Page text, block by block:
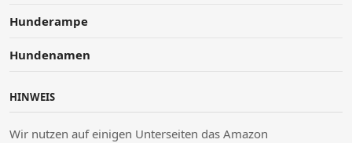
Hunderampe
Hundenamen
HINWEIS
Wir nutzen auf einigen Unterseiten das Amazon